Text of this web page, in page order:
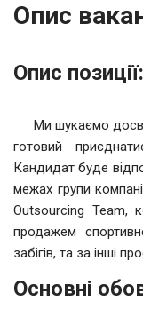
Опис
Опис позиції:
Ми шукаємо
готовий
Кандидат буде
межах групи
Outsourcing Team,
продажем
забігів, та за інші
Основні